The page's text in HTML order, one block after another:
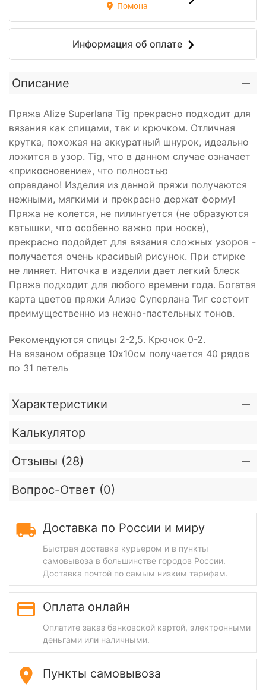
Помона
Информация об оплате
Описание
Пряжа Alize Superlana Tig прекрасно подходит для
вязания как спицами, так и крючком. Отличная
крутка, похожая на аккуратный шнурок, идеально
ложится в узор. Tig, что в данном случае означает
«прикосновение», что полностью
оправдано! Изделия из данной пряжи получаются
нежными, мягкими и прекрасно держат форму!
Пряжа не колется, не пилингуется (не образуются
катышки, что особенно важно при носке),
прекрасно подойдет для вязания сложных узоров -
получается очень красивый рисунок. При стирке
не линяет. Ниточка в изделии дает легкий блеск
Пряжа подходит для любого времени года. Богатая
карта цветов пряжи Ализе Суперлана Тиг состоит
преимущественно из нежно-пастельных тонов.
Рекомендуются спицы 2-2,5. Крючок 0-2.
На вязаном образце 10х10см получается 40 рядов
по 31 петель
Характеристики
Калькулятор
Отзывы (28)
Вопрос-Ответ (0)
Доставка по России и миру
Быстрая доставка курьером и в пункты
самовывоза в большинстве городов России.
Доставка почтой по самым низким тарифам.
Оплата онлайн
Оплатите заказ банковской картой, электронными
деньгами или наличными.
Пункты самовывоза